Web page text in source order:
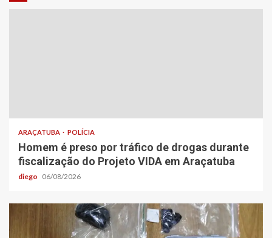
ARAÇATUBA POLÍCIA
Homem é preso por tráfico de drogas durante
fiscalização do Projeto VIDA em Araçatuba
diego 06/08/2026